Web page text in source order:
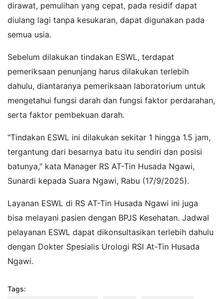
dirawat, pemulihan yang cepat, pada residif dapat
diulang lagi tanpa kesukaran, dapat digunakan pada
semua usia.
Sebelum dilakukan tindakan ESWL, terdapat
pemeriksaan penunjang harus dilakukan terlebih
dahulu, diantaranya pemeriksaan laboratorium untuk
mengetahui fungsi darah dan fungsi faktor perdarahan,
serta faktor pembekuan darah.
"Tindakan ESWL ini dilakukan sekitar 1 hingga 1.5 jam,
tergantung dari besarnya batu itu sendiri dan posisi
batunya," kata Manager RS AT-Tin Husada Ngawi,
Sunardi kepada Suara Ngawi, Rabu (17/9/2025).
Layanan ESWL di RS AT-Tin Husada Ngawi ini juga
bisa melayani pasien dengan BPJS Kesehatan. Jadwal
pelayanan ESWL dapat dikonsultasikan terlebih dahulu
dengan Dokter Spesialis Urologi RSI At-Tin Husada
Ngawi.
Tags: